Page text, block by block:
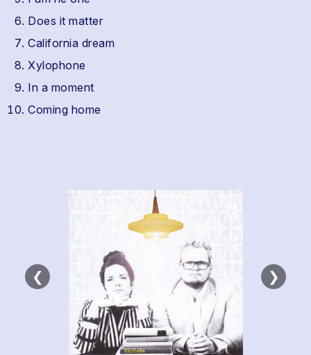
Does it matter
California dream
Xylophone
In a moment
Coming home
❮ ❯